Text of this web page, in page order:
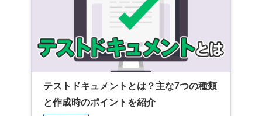
テストドキュメントとは？主な7つの種類
と作成時のポイントを紹介